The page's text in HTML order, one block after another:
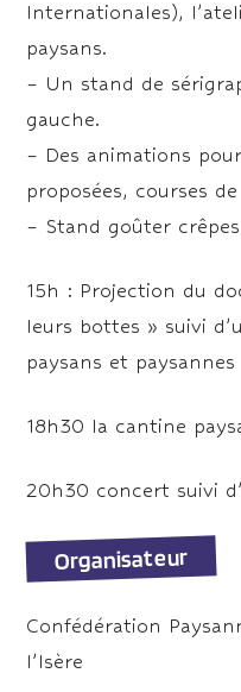
Internationales),
paysans.
– Un stand de
gauche.
– Des animations
proposées, courses
– Stand goûter
15h : Projection du
leurs bottes » suivi
paysans et paysannes
18h30 la cantine
20h30 concert suivi
Organisateur
Confédération
l’Isère